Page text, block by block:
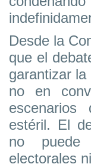
Desde la
que el
garantizar
no en
escenarios
estéril. El
no puede
electorales